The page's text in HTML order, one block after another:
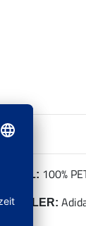
100%